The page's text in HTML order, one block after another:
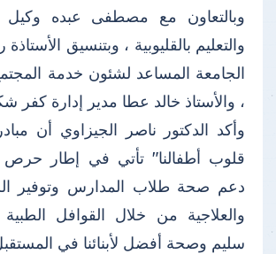
وبالتعاون مع مصطفى عبده وكيل
والتعليم بالقليوبية ، وبتنسيق الأستاذة
الجامعة المساعد لشئون خدمة المجتمع
، والأستاذ خالد عطا مدير إدارة كفر
وأكد الدكتور ناصر الجيزاوي أن
قلوب أطفالنا" تأتي في إطار حرص
دعم صحة طلاب المدارس وتوفير
والعلاجية من خلال القوافل
سليم وصحة أفضل لأبنائنا في